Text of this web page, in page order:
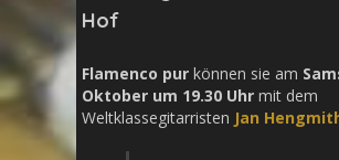
Hof
Flamenco pur können sie am
Oktober um 19.30 Uhr mit dem
Weltklassegitarristen Jan